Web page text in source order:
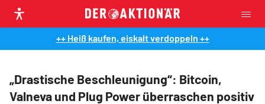
++ Heiß kaufen, eiskalt verdoppeln ++
„Drastische Beschleunigung“: Bitcoin,
Valneva und Plug Power überraschen positiv